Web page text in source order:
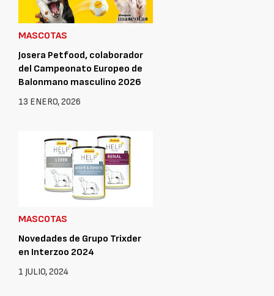
MASCOTAS
Josera Petfood, colaborador
del Campeonato Europeo de
Balonmano masculino 2026
13 ENERO, 2026
MASCOTAS
Novedades de Grupo Trixder
en Interzoo 2024
1 JULIO, 2024